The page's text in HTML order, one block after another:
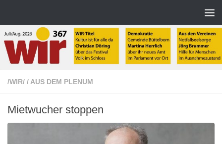
/WIR/ / AUS DEM PLENUM
Mietwucher stoppen